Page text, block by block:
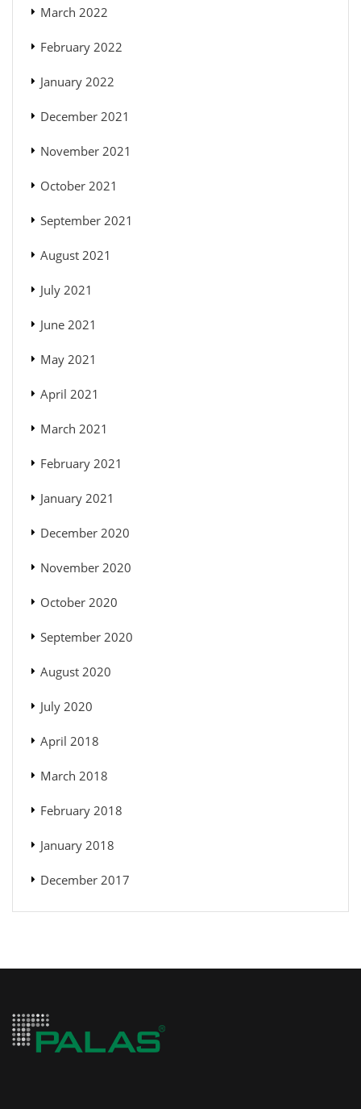
March 2022
February 2022
January 2022
December 2021
November 2021
October 2021
September 2021
August 2021
July 2021
June 2021
May 2021
April 2021
March 2021
February 2021
January 2021
December 2020
November 2020
October 2020
September 2020
August 2020
July 2020
April 2018
March 2018
February 2018
January 2018
December 2017